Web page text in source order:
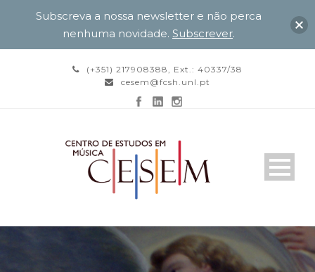
(+351) 217908388, Ext.: 40337/38
cesem@fcsh.unl.pt
Subscreva a nossa newsletter e não perca
nenhuma novidade. Subscrever.